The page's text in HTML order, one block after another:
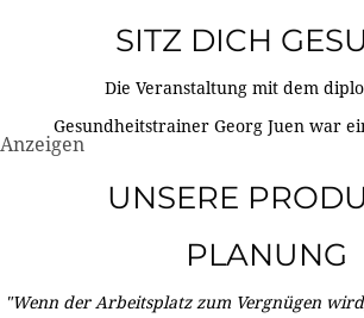
SITZ DICH
Die Veranstaltung mit dem
Gesundheitstrainer Georg Juen war
Anzeigen
UNSERE
PLANUNG
"Wenn der Arbeitsplatz zum Vergnügen